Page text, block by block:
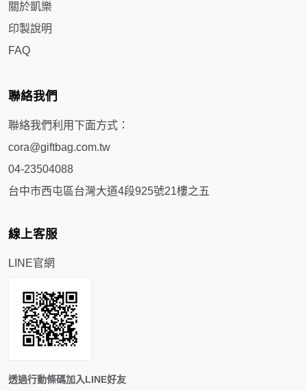
關於凱樂
印製說明
FAQ
聯絡我們
聯絡我們利用下面方式：
cora@giftbag.com.tw
04-23504088
台中市西屯區台灣大道4段925號21樓之五
線上客服
LINE官網
透過行動條碼加入LINE好友